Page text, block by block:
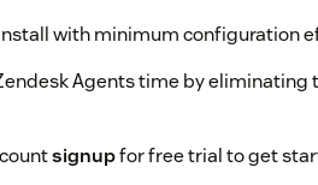
with minimum configuration
Agents time by eliminating
signupfor free trial to get